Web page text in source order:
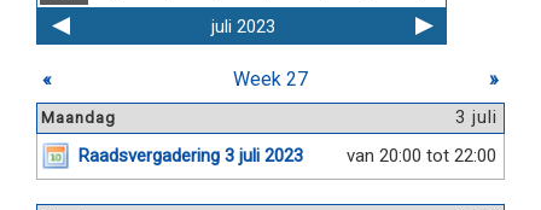
juli 2023
« Week 27 »
3 juli
Maandag
van 20:00 tot 22:00
Raadsvergadering 3 juli 2023